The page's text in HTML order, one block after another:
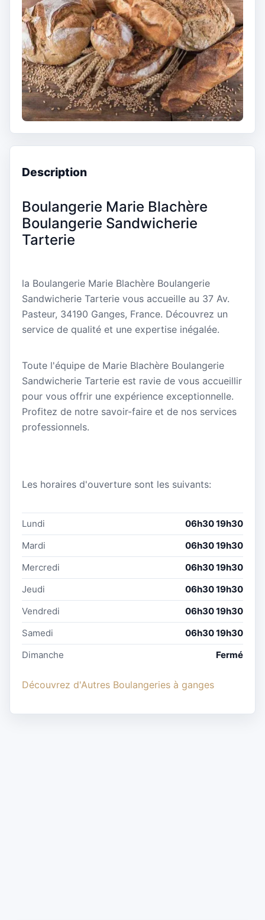
Description
Boulangerie Marie Blachère
Boulangerie Sandwicherie
Tarterie
la Boulangerie Marie Blachère Boulangerie
Sandwicherie Tarterie vous accueille au 37 Av.
Pasteur, 34190 Ganges, France. Découvrez un
service de qualité et une expertise inégalée.
Toute l'équipe de Marie Blachère Boulangerie
Sandwicherie Tarterie est ravie de vous accueillir
pour vous offrir une expérience exceptionnelle.
Profitez de notre savoir-faire et de nos services
professionnels.
Les horaires d'ouverture sont les suivants:
Lundi
06h30 19h30
Mardi
06h30 19h30
Mercredi
06h30 19h30
Jeudi
06h30 19h30
Vendredi
06h30 19h30
Samedi
06h30 19h30
Dimanche
Fermé
Découvrez d'Autres Boulangeries à ganges